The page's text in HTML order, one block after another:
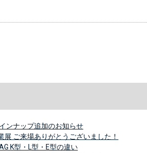
ンナップ追加のお知らせ
展 ご来場ありがとうございました！
K型・L型・E型の違い